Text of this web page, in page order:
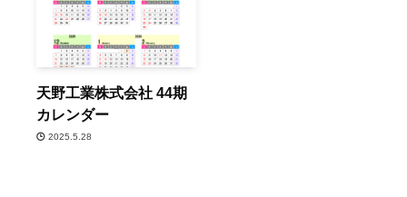
天野工業株式会社 44期
カレンダー
2025.5.28